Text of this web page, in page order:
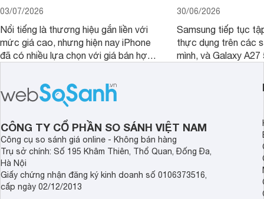
03/07/2026
Nổi tiếng là thương hiệu gắn liền với
mức giá cao, nhưng hiện nay iPhone
đã có nhiều lựa chọn với giá bán hợp
cận sản phẩm chính hãng.
30/06/2026
Samsung tiếp tục
thực dụng trên các
mình, và Galaxy
tới cho người dùng
lượng với nhiều
CÔNG TY CỔ PHẦN SO SÁNH VIỆT NAM
Công cụ so sánh giá online - Không bán hàng
Trụ sở chính: Số 195 Khâm Thiên, Thổ Quan, Đống Đa,
Hà Nội
Giấy chứng nhận đăng ký kinh doanh số 0106373516,
cấp ngày 02/12/2013